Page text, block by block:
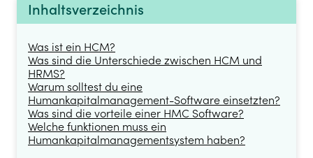
Inhaltsverzeichnis
Was ist ein HCM?
Was sind die Unterschiede zwischen HCM und
HRMS?
Warum solltest du eine
Humankapitalmanagement-Software einsetzten?
Was sind die vorteile einer HMC Software?
Welche funktionen muss ein
Humankapitalmanagementsystem haben?